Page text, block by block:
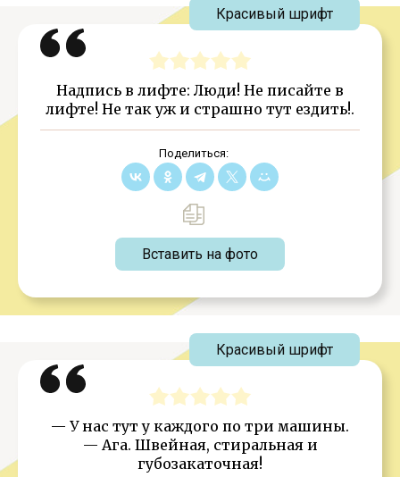
Надпись в лифте: Люди! Не писайте в
лифте! Не так уж и страшно тут ездить!.
Поделиться:
Вставить на фото
Красивый шрифт
— У нас тут у каждого по три машины.
— Ага. Швейная, стиральная и
губозакаточная!
Красивый шрифт